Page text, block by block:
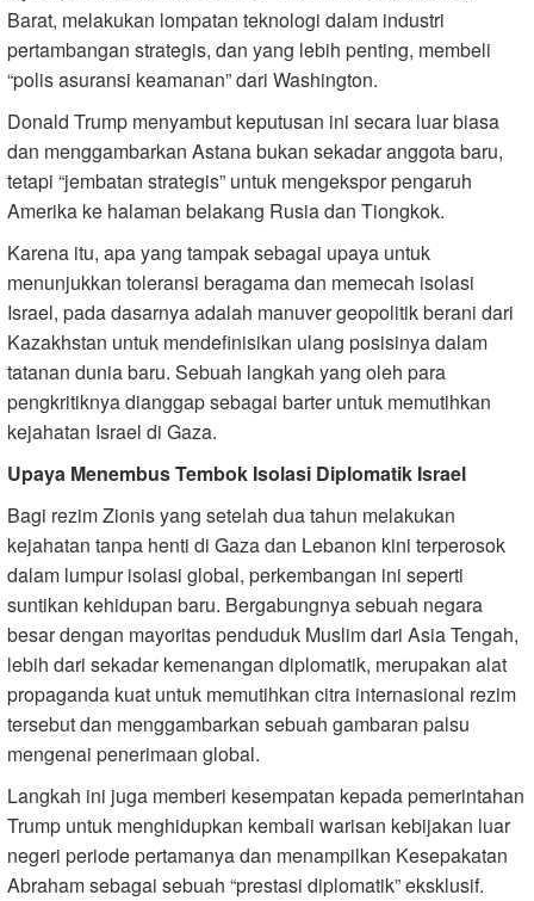
Barat, melakukan lompatan teknologi dalam industri
pertambangan strategis, dan yang lebih penting, membeli
“polis asuransi keamanan” dari Washington.
Donald Trump menyambut keputusan ini secara luar biasa
dan menggambarkan Astana bukan sekadar anggota baru,
tetapi “jembatan strategis” untuk mengekspor pengaruh
Amerika ke halaman belakang Rusia dan Tiongkok.
Karena itu, apa yang tampak sebagai upaya untuk
menunjukkan toleransi beragama dan memecah isolasi
Israel, pada dasarnya adalah manuver geopolitik berani dari
Kazakhstan untuk mendefinisikan ulang posisinya dalam
tatanan dunia baru. Sebuah langkah yang oleh para
pengkritiknya dianggap sebagai barter untuk memutihkan
kejahatan Israel di Gaza.
Upaya Menembus Tembok Isolasi Diplomatik Israel
Bagi rezim Zionis yang setelah dua tahun melakukan
kejahatan tanpa henti di Gaza dan Lebanon kini terperosok
dalam lumpur isolasi global, perkembangan ini seperti
suntikan kehidupan baru. Bergabungnya sebuah negara
besar dengan mayoritas penduduk Muslim dari Asia Tengah,
lebih dari sekadar kemenangan diplomatik, merupakan alat
propaganda kuat untuk memutihkan citra internasional rezim
tersebut dan menggambarkan sebuah gambaran palsu
mengenai penerimaan global.
Langkah ini juga memberi kesempatan kepada pemerintahan
Trump untuk menghidupkan kembali warisan kebijakan luar
negeri periode pertamanya dan menampilkan Kesepakatan
Abraham sebagai sebuah “prestasi diplomatik” eksklusif.